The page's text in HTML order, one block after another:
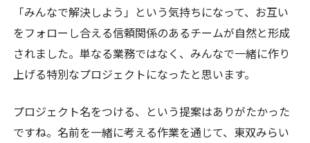
「みんなで解決しよう」という気持ちになって、お互い
をフォローし合える信頼関係のあるチームが自然と形成
されました。単なる業務ではなく、みんなで一緒に作り
上げる特別なプロジェクトになったと思います。
プロジェクト名をつける、という提案はありがたかった
ですね。名前を一緒に考える作業を通じて、東双みらい